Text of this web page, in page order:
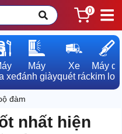
0
xe
Máy
đánh giày
Xe
quét rác
Máy dò
kim loại
đàm
nhất hiện